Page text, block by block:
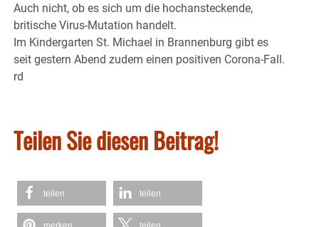
Auch nicht, ob es sich um die hochansteckende,
britische Virus-Mutation handelt.
Im Kindergarten St. Michael in Brannenburg gibt es
seit gestern Abend zudem einen positiven Corona-Fall.
rd
Teilen Sie diesen Beitrag!
teilen teilen